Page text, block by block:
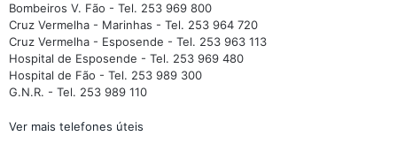
Bombeiros V. Fão - Tel. 253 969 800
Cruz Vermelha - Marinhas - Tel. 253 964 720
Cruz Vermelha - Esposende - Tel. 253 963 113
Hospital de Esposende - Tel. 253 969 480
Hospital de Fão - Tel. 253 989 300
G.N.R. - Tel. 253 989 110
Ver mais telefones úteis